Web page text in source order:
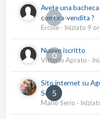
0
Avete una
compra-vendita ?
Ercole · Iniziato 9
0
Nuovo iscritto
Vittorio Aprato ·
5
Sito internet su
Serio
Mario Serio ·